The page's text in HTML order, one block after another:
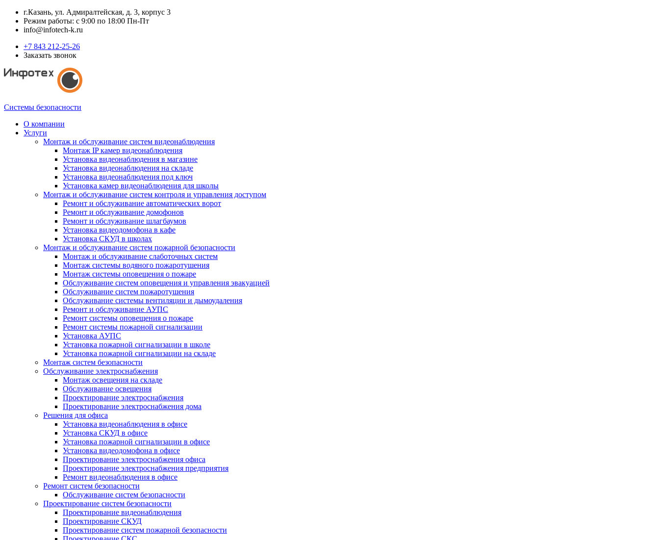
г.Казань, ул. Адмиралтейская, д. 3, корпус 3
Режим работы: с 9:00 по 18:00 Пн-Пт
info@infotech-k.ru
+7 843 212-25-26
Заказать звонок
Системы безопасности
О компании
Услуги
Монтаж и обслуживание систем видеонаблюдения
Монтаж IP камер видеонаблюдения
Установка видеонаблюдения в магазине
Установка видеонаблюдения на складе
Установка видеонаблюдения под ключ
Установка камер видеонаблюдения для школы
Монтаж и обслуживание систем контроля и управления доступом
Ремонт и обслуживание автоматических ворот
Ремонт и обслуживание домофонов
Ремонт и обслуживание шлагбаумов
Установка видеодомофона в кафе
Установка СКУД в школах
Монтаж и обслуживание систем пожарной безопасности
Монтаж и обслуживание слаботочных систем
Монтаж системы водяного пожаротушения
Монтаж системы оповещения о пожаре
Обслуживание систем оповещения и управления эвакуацией
Обслуживание систем пожаротушения
Обслуживание системы вентиляции и дымоудаления
Ремонт и обслуживание АУПС
Ремонт системы оповещения о пожаре
Ремонт системы пожарной сигнализации
Установка АУПС
Установка пожарной сигнализации в школе
Установка пожарной сигнализации на складе
Монтаж систем безопасности
Обслуживание электроснабжения
Монтаж освещения на складе
Обслуживание освещения
Проектирование электроснабжения
Проектирование электроснабжения дома
Решения для офиса
Установка видеонаблюдения в офисе
Установка СКУД в офисе
Установка пожарной сигнализации в офисе
Установка видеодомофона в офисе
Проектирование электроснабжения офиса
Проектирование электроснабжения предприятия
Ремонт видеонаблюдения в офисе
Ремонт систем безопасности
Обслуживание систем безопасности
Проектирование систем безопасности
Проектирование видеонаблюдения
Проектирование СКУД
Проектирование систем пожарной безопасности